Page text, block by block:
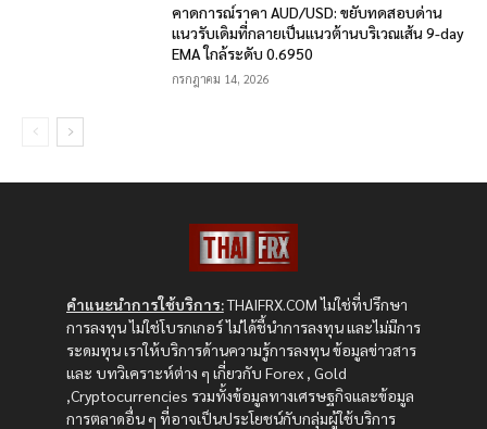
คาดการณ์ราคา AUD/USD: ขยับทดสอบด่าน
แนวรับเดิมที่กลายเป็นแนวต้านบริเวณเส้น 9-day
EMA ใกล้ระดับ 0.6950
กรกฎาคม 14, 2026
คำแนะนำการใช้บริการ:THAIFRX.COM ไม่ใช่ที่ปรึกษา
การลงทุน ไม่ใช่โบรกเกอร์ ไม่ได้ชี้นำการลงทุน และไม่มีการ
ระดมทุน เราให้บริการด้านความรู้การลงทุน ข้อมูลข่าวสาร
และ บทวิเคราะห์ต่าง ๆ เกี่ยวกับ Forex , Gold
,Cryptocurrencies รวมทั้งข้อมูลทางเศรษฐกิจและข้อมูล
การตลาดอื่น ๆ ที่อาจเป็นประโยชน์กับกลุ่มผู้ใช้บริการ